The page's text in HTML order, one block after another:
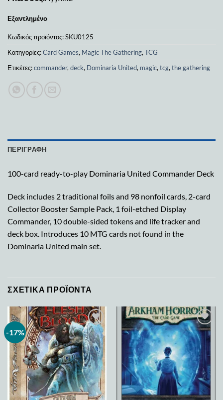
Εξαντλημένο
Κωδικός προϊόντος:SKU0125
Κατηγορίες:Card Games, Magic The Gathering, TCG
Ετικέτες:commander, deck, Dominaria United, magic, tcg, the gathering
ΠΕΡΙΓΡΑΦΉ
100-card ready-to-play Dominaria United Commander Deck
Deck includes 2 traditional foils and 98 nonfoil cards, 2-card
Collector Booster Sample Pack, 1 foil-etched Display
Commander, 10 double-sided tokens and life tracker and
deck box. Introduces 10 MTG cards not found in the
Dominaria United main set.
ΣΧΕΤΙΚΆ ΠΡΟΪΌΝΤΑ
-17%
Add to
wishlist
Add to
wishlist